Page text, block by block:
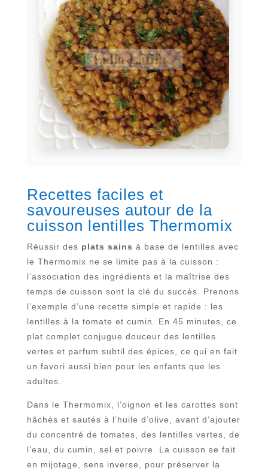
Recettes faciles et
savoureuses autour de la
cuisson lentilles Thermomix
Réussir des plats sains à base de lentilles avec
le Thermomix ne se limite pas à la cuisson :
l’association des ingrédients et la maîtrise des
temps de cuisson sont la clé du succès. Prenons
l’exemple d’une recette simple et rapide : les
lentilles à la tomate et cumin. En 45 minutes, ce
plat complet conjugue douceur des lentilles
vertes et parfum subtil des épices, ce qui en fait
un favori aussi bien pour les enfants que les
adultes.
Dans le Thermomix, l’oignon et les carottes sont
hâchés et sautés à l’huile d’olive, avant d’ajouter
du concentré de tomates, des lentilles vertes, de
l’eau, du cumin, sel et poivre. La cuisson se fait
en mijotage, sens inverse, pour préserver la